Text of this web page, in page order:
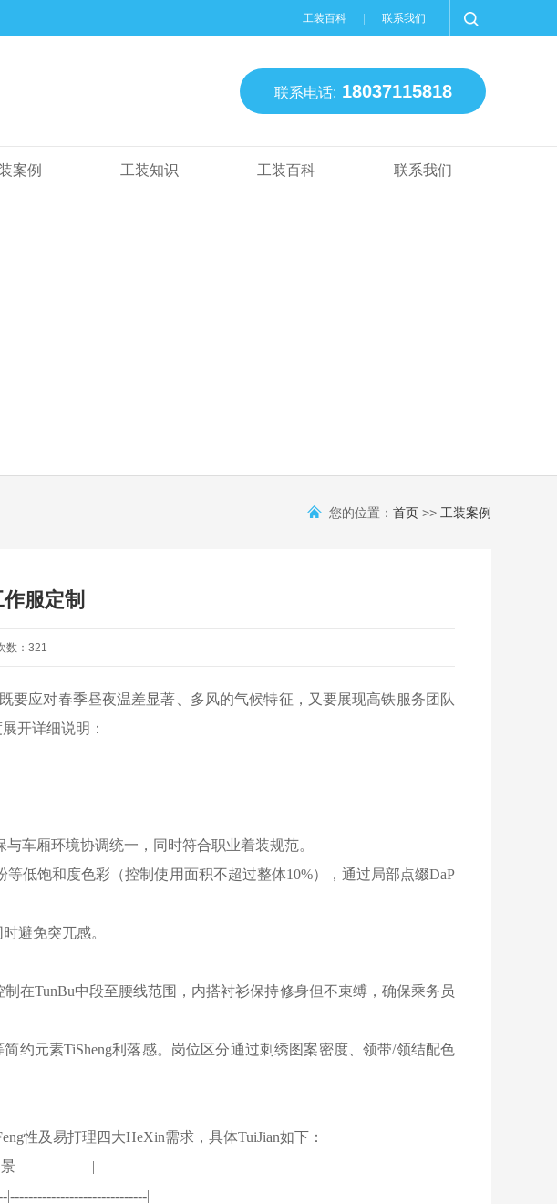
工装百科 联系我们
联系电话: 18037115818
案例 工装知识 工装百科 联系我们
您的位置： 首页 >> 工装案例
服定制
数：321
应对春季昼夜温差显著、多风的气候特征，又要展现高铁服务团队
开详细说明：
车厢环境协调统一，同时符合职业着装规范。
低饱和度色彩（控制使用面积不超过整体10%），通过局部点缀DaP
避免突兀感。
在TunBu中段至腰线范围，内搭衬衫保持修身但不束缚，确保乘务员
约元素TiSheng利落感。岗位区分通过刺绣图案密度、领带/领结配色
性及易打理四大HeXin需求，具体TuiJian如下：
场景 |
|------------------------------|